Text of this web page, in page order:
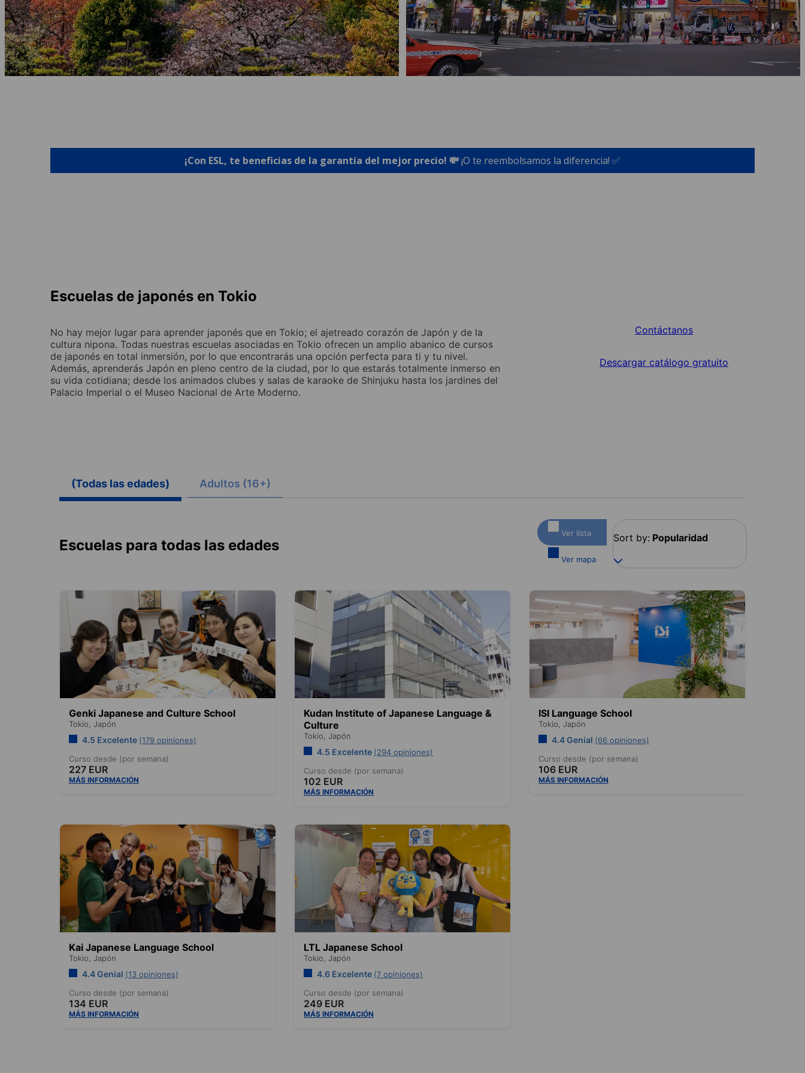
¡Con ESL, te beneficias de la garantía del mejor precio! 💸¡O te reembolsamos la diferencia! ✅
Escuelas de japonés en Tokio
No hay mejor lugar para aprender japonés que en Tokio; el ajetreado corazón de Japón y de la
cultura nipona. Todas nuestras escuelas asociadas en Tokio ofrecen un amplio abanico de cursos
de japonés en total inmersión, por lo que encontrarás una opción perfecta para ti y tu nivel.
Además, aprenderás Japón en pleno centro de la ciudad, por lo que estarás totalmente inmerso en
su vida cotidiana; desde los animados clubes y salas de karaoke de Shinjuku hasta los jardines del
Palacio Imperial o el Museo Nacional de Arte Moderno.
Contáctanos
Descargar catálogo gratuito
(Todas las edades) Adultos (16+)
Escuelas para todas las edades
Ver lista
Ver mapa
Sort by: Popularidad
Genki Japanese and Culture School
Tokio, Japón
4.5 Excelente (179 opiniones)
Curso desde (por semana)
227 EUR
MÁS INFORMACIÓN
Kudan Institute of Japanese Language &
Culture
Tokio, Japón
4.5 Excelente (294 opiniones)
Curso desde (por semana)
102 EUR
MÁS INFORMACIÓN
ISI Language School
Tokio, Japón
4.4 Genial (66 opiniones)
Curso desde (por semana)
106 EUR
MÁS INFORMACIÓN
Kai Japanese Language School
Tokio, Japón
4.4 Genial (13 opiniones)
Curso desde (por semana)
134 EUR
MÁS INFORMACIÓN
LTL Japanese School
Tokio, Japón
4.6 Excelente (7 opiniones)
Curso desde (por semana)
249 EUR
MÁS INFORMACIÓN